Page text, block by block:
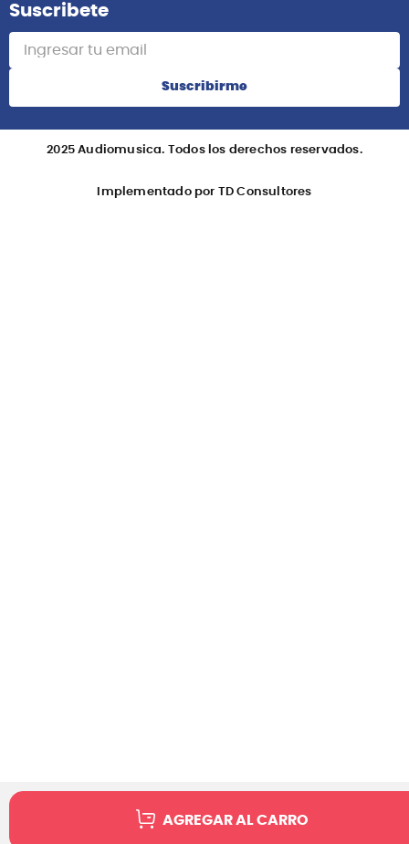
AGREGAR AL CARRO
Suscribete
Suscribirme
2025 Audiomusica. Todos los derechos reservados.
Implementado por TD Consultores